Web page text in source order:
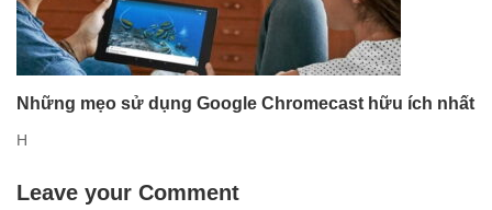
Những mẹo sử dụng Google Chromecast hữu ích nhất
H
Leave your Comment